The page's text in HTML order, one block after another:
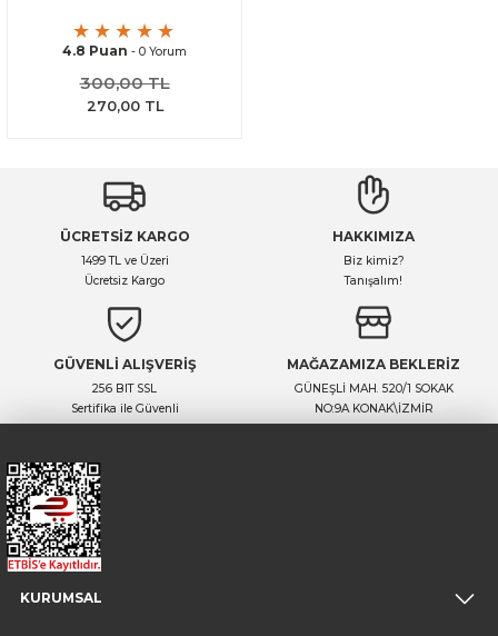
4.8 Puan - 0 Yorum
300,00 TL
270,00 TL
ÜCRETSİZ KARGO
1499 TL ve Üzeri
Ücretsiz Kargo
HAKKIMIZA
Biz kimiz?
Tanışalım!
GÜVENLİ ALIŞVERİŞ
256 BIT SSL
Sertifika ile Güvenli
MAĞAZAMIZA BEKLERİZ
GÜNEŞLİ MAH. 520/1 SOKAK
NO:9A KONAK\İZMİR
KURUMSAL